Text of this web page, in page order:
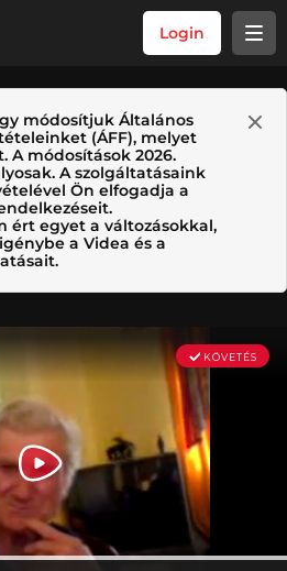
Login
módosítjuk Általános
(ÁFF), melyet
A módosítások 2026.
A szolgáltatásaink
Ön elfogadja a
ért egyet a változásokkal,
a Videa és a